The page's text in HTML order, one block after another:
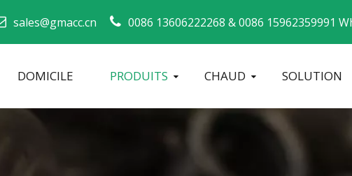
sales@gmacc.cn 0086 13606222268 &0086 15962359991
DOMICILE PRODUITS CHAUD SOLUTION